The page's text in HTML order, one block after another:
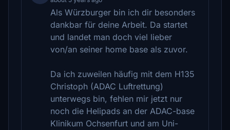
Als Würzburger bin ich dir besonders
dankbar für deine Arbeit. Da startet
und landet man doch viel lieber
von/an seiner home base als zuvor.
Da ich zuweilen häufig mit dem H135
Christoph (ADAC Luftrettung)
unterwegs bin, fehlen mir jetzt nur
noch die Helipads an der ADAC-base
Klinikum Ochsenfurt und am Uni-